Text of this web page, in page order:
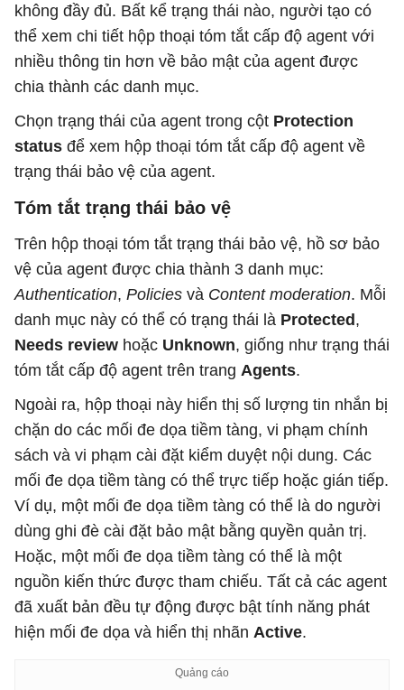
không đầy đủ. Bất kể trạng thái nào, người tạo có
thể xem chi tiết hộp thoại tóm tắt cấp độ agent với
nhiều thông tin hơn về bảo mật của agent được
chia thành các danh mục.
Chọn trạng thái của agent trong cột Protection
status để xem hộp thoại tóm tắt cấp độ agent về
trạng thái bảo vệ của agent.
Tóm tắt trạng thái bảo vệ
Trên hộp thoại tóm tắt trạng thái bảo vệ, hồ sơ bảo
vệ của agent được chia thành 3 danh mục:
Authentication, Policies và Content moderation. Mỗi
danh mục này có thể có trạng thái là Protected,
Needs review hoặc Unknown, giống như trạng thái
tóm tắt cấp độ agent trên trang Agents.
Ngoài ra, hộp thoại này hiển thị số lượng tin nhắn bị
chặn do các mối đe dọa tiềm tàng, vi phạm chính
sách và vi phạm cài đặt kiểm duyệt nội dung. Các
mối đe dọa tiềm tàng có thể trực tiếp hoặc gián tiếp.
Ví dụ, một mối đe dọa tiềm tàng có thể là do người
dùng ghi đè cài đặt bảo mật bằng quyền quản trị.
Hoặc, một mối đe dọa tiềm tàng có thể là một
nguồn kiến ​​thức được tham chiếu. Tất cả các agent
đã xuất bản đều tự động được bật tính năng phát
hiện mối đe dọa và hiển thị nhãn Active.